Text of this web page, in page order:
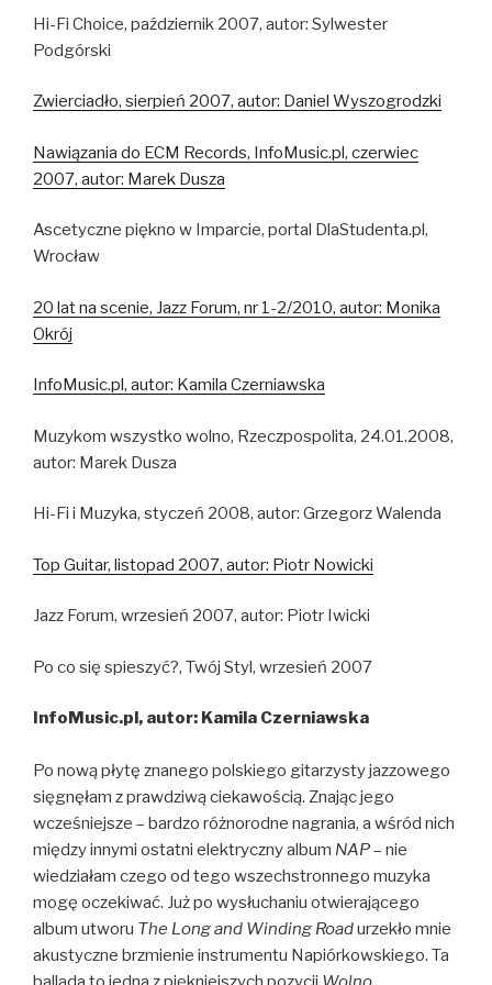
Hi-Fi Choice, październik 2007, autor: Sylwester
Podgórski
Zwierciadło, sierpień 2007, autor: Daniel Wyszogrodzki
Nawiązania do ECM Records, InfoMusic.pl, czerwiec
2007, autor: Marek Dusza
Ascetyczne piękno w Imparcie, portal DlaStudenta.pl,
Wrocław
20 lat na scenie, Jazz Forum, nr 1-2/2010, autor: Monika
Okrój
InfoMusic.pl, autor: Kamila Czerniawska
Muzykom wszystko wolno, Rzeczpospolita, 24.01.2008,
autor: Marek Dusza
Hi-Fi i Muzyka, styczeń 2008, autor: Grzegorz Walenda
Top Guitar, listopad 2007, autor: Piotr Nowicki
Jazz Forum, wrzesień 2007, autor: Piotr Iwicki
Po co się spieszyć?, Twój Styl, wrzesień 2007
InfoMusic.pl , autor: Kamila Czerniawska
Po nową płytę znanego polskiego gitarzysty jazzowego
sięgnęłam z prawdziwą ciekawością. Znając jego
wcześniejsze – bardzo różnorodne nagrania, a wśród nich
między innymi ostatni elektryczny album NAP– nie
wiedziałam czego od tego wszechstronnego muzyka
mogę oczekiwać. Już po wysłuchaniu otwierającego
album utworu The Long and Winding Roadurzekło mnie
akustyczne brzmienie instrumentu Napiórkowskiego. Ta